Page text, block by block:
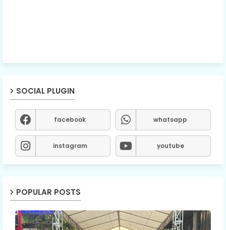
SOCIAL PLUGIN
facebook whatsapp
instagram youtube
POPULAR POSTS